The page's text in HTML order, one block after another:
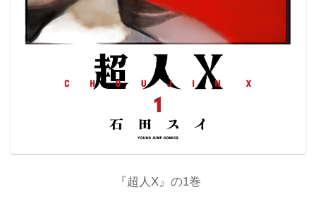
『超人X』の1巻